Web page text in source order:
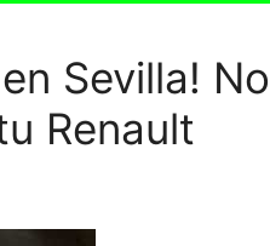
Sevilla!
Renault